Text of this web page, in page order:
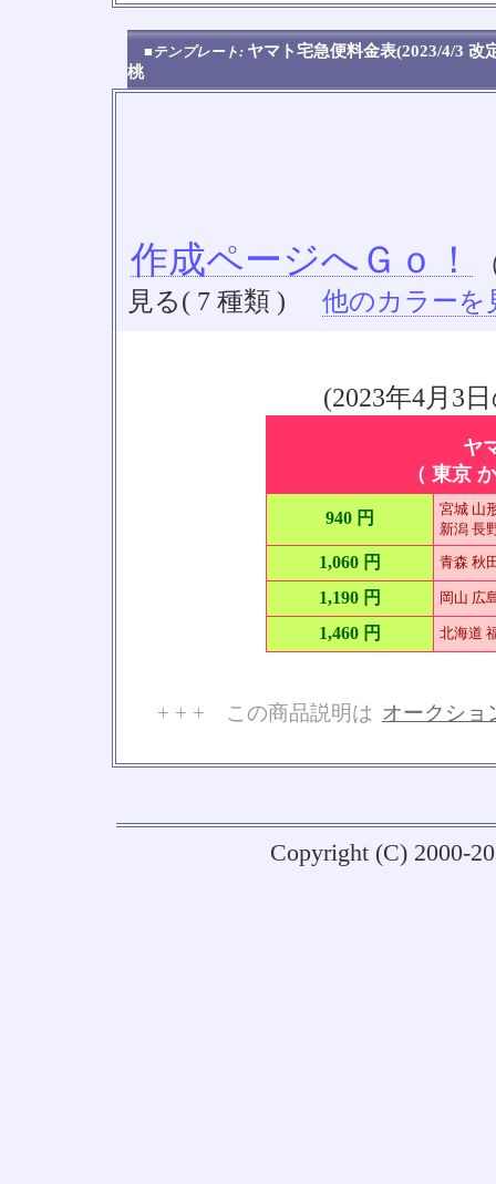
■テンプレート: ヤマト宅急便料金表(2023/4/3
桃
作成ページへＧｏ！
見る( 7 種類 )
他のカラーを
(2023年4月3
ヤ
（ 東京
940 円
宮城 山
新潟 長
1,060 円 青森 秋
1,190 円 岡山 広
1,460 円 北海道
+ + + この商品説明は オークショ
Copyright (C) 2000-